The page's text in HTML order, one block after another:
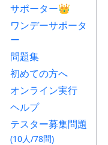
サポーター👑
ワンデーサポータ
ー
問題集
初めての方へ
オンライン実行
ヘルプ
テスター募集問題
(10人/78問)